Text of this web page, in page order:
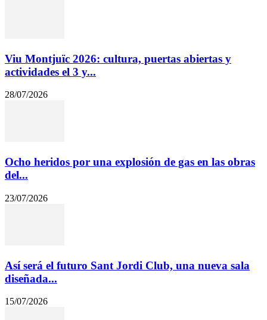
Viu Montjuïc 2026: cultura, puertas abiertas y
actividades el 3 y...
28/07/2026
Ocho heridos por una explosión de gas en las obras
del...
23/07/2026
Así será el futuro Sant Jordi Club, una nueva sala
diseñada...
15/07/2026